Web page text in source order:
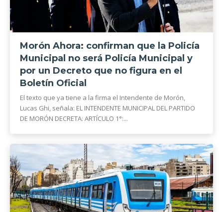
Morón Ahora: confirman que la Policía
Municipal no será Policía Municipal y
por un Decreto que no figura en el
Boletín Oficial
El texto que ya tiene a la firma el Intendente de Morón,
Lucas Ghi, señala: EL INTENDENTE MUNICIPAL DEL PARTIDO
DE MORÓN DECRETA: ARTÍCULO 1°:...